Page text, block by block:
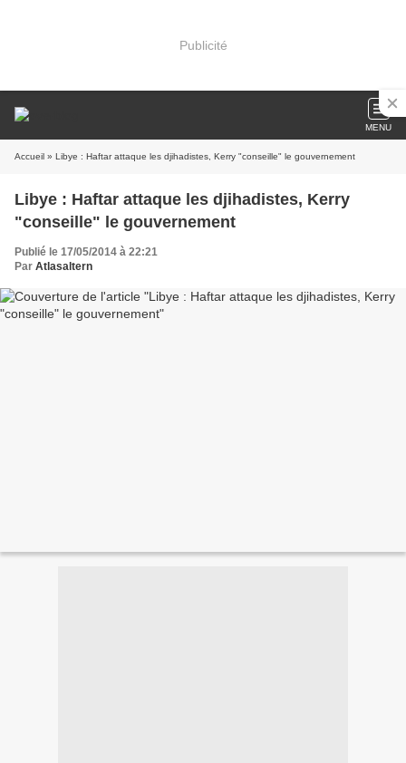
Publicité
MENU
Accueil » Libye : Haftar attaque les djihadistes, Kerry "conseille" le gouvernement
Libye : Haftar attaque les djihadistes, Kerry
"conseille" le gouvernement
Publié le 17/05/2014 à 22:21
Par Atlasaltern